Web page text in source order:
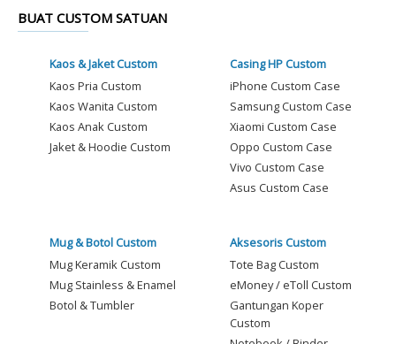
BUAT CUSTOM SATUAN
Kaos & Jaket Custom
Kaos Pria Custom
Kaos Wanita Custom
Kaos Anak Custom
Jaket & Hoodie Custom
Casing HP Custom
iPhone Custom Case
Samsung Custom Case
Xiaomi Custom Case
Oppo Custom Case
Vivo Custom Case
Asus Custom Case
Mug & Botol Custom
Mug Keramik Custom
Mug Stainless & Enamel
Botol & Tumbler
Aksesoris Custom
Tote Bag Custom
eMoney / eToll Custom
Gantungan Koper
Custom